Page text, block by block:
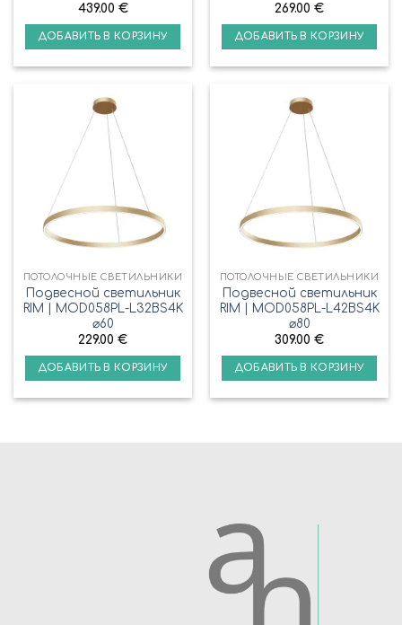
439.00 €
ДОБАВИТЬ В КОРЗИНУ
269.00 €
ДОБАВИТЬ В КОРЗИНУ
ПОТОЛОЧНЫЕ СВЕТИЛЬНИКИ
Подвесной светильник
RIM | MOD058PL-L32BS4K
⌀60
229.00 €
ДОБАВИТЬ В КОРЗИНУ
ПОТОЛОЧНЫЕ СВЕТИЛЬНИКИ
Подвесной светильник
RIM | MOD058PL-L42BS4K
⌀80
309.00 €
ДОБАВИТЬ В КОРЗИНУ